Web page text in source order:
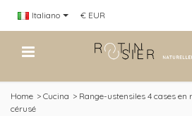
Italiano € EUR
Home > Cucina > Range-ustensiles 4 cases
cérusé